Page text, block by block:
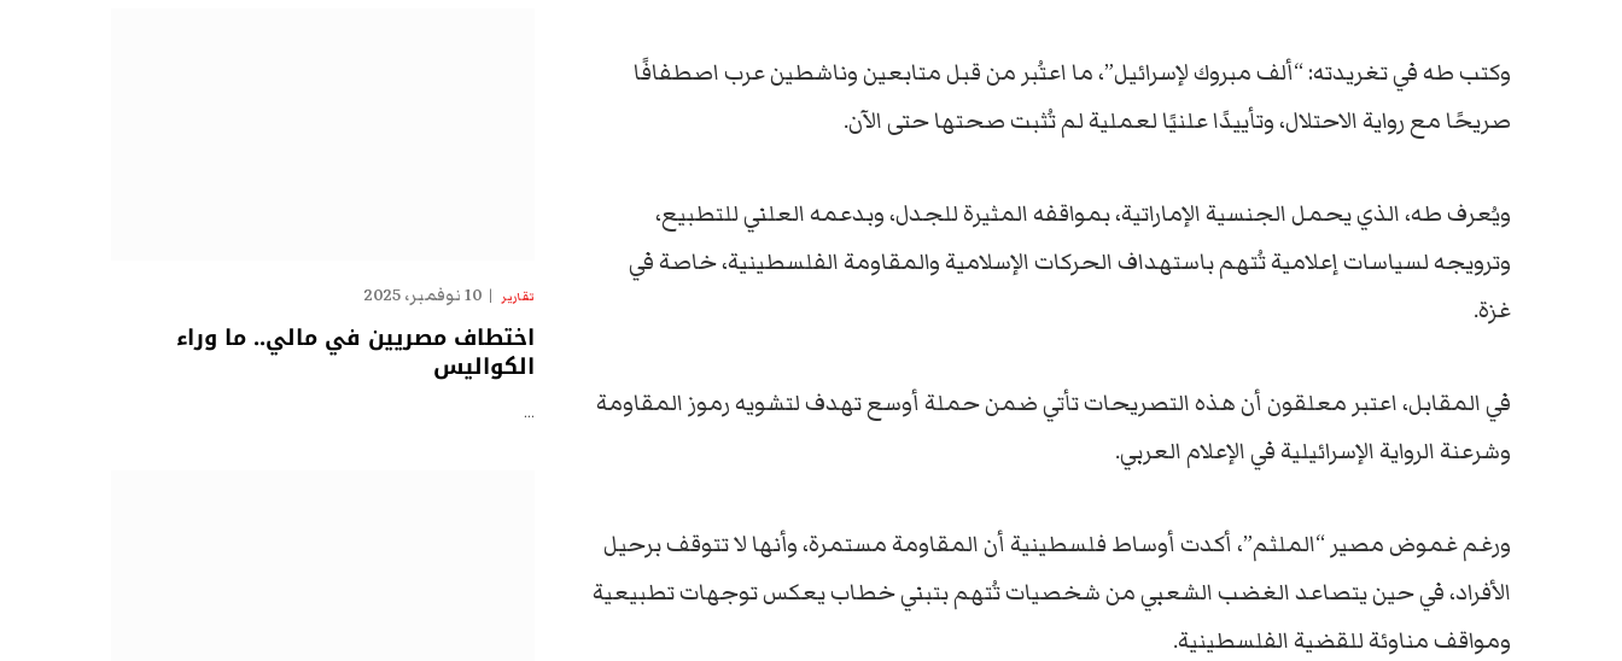
وكتب طه في تغريدته: “ألف مبروك لإسرائيل”، ما اعتُبر من قبل متابعين وناشطين عرب اصطفافًا
صريحًا مع رواية الاحتلال، وتأييدًا علنيًا لعملية لم تُثبت صحتها حتى الآن.
ويُعرف طه، الذي يحمل الجنسية الإماراتية، بمواقفه المثيرة للجدل، وبدعمه العلني للتطبيع،
وترويجه لسياسات إعلامية تُتهم باستهداف الحركات الإسلامية والمقاومة الفلسطينية، خاصة في
غزة.
في المقابل، اعتبر معلقون أن هذه التصريحات تأتي ضمن حملة أوسع تهدف لتشويه رموز المقاومة
وشرعنة الرواية الإسرائيلية في الإعلام العربي.
ورغم غموض مصير “الملثم”، أكدت أوساط فلسطينية أن المقاومة مستمرة، وأنها لا تتوقف برحيل
الأفراد، في حين يتصاعد الغضب الشعبي من شخصيات تُتهم بتبني خطاب يعكس توجهات تطبيعية
ومواقف مناوئة للقضية الفلسطينية.
تقارير 10 نوفمبر، 2025
اختطاف مصريين في مالي.. ما وراء
الكواليس
…